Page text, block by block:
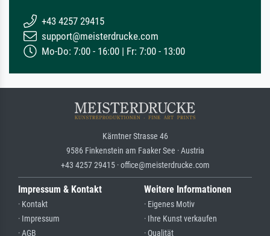
+43 4257 29415
support@meisterdrucke.com
Mo-Do: 7:00 - 16:00 | Fr: 7:00 - 13:00
Kärntner Strasse 46
9586 Finkenstein am Faaker See · Austria
+43 4257 29415 · office@meisterdrucke.com
Impressum & Kontakt
· Kontakt
· Impressum
· AGB
Weitere Informationen
· Eigenes Motiv
· Ihre Kunst verkaufen
· Qualität